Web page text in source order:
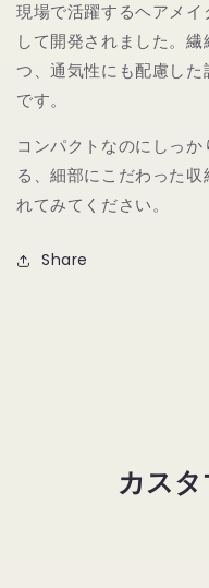
現場で活躍するヘアメ
して開発されました。
つ、通気性にも配慮し
です。
コンパクトなのにしっ
る、細部にこだわった
れてみてください。
Share
カス